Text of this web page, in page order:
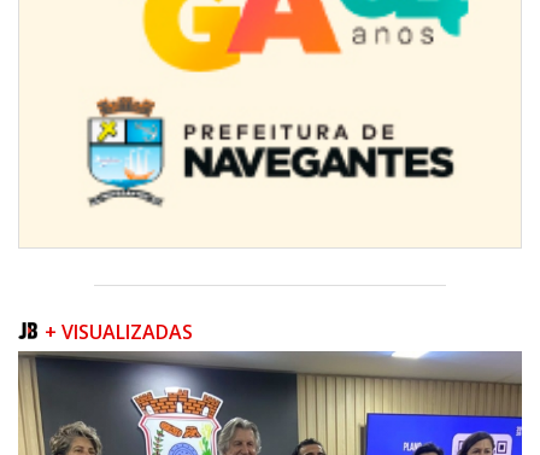
08/08/2026 | 07:00
Teatro Bruno Nitz terá concerto “Rock ao Piano” neste sábado
+ VISUALIZADAS